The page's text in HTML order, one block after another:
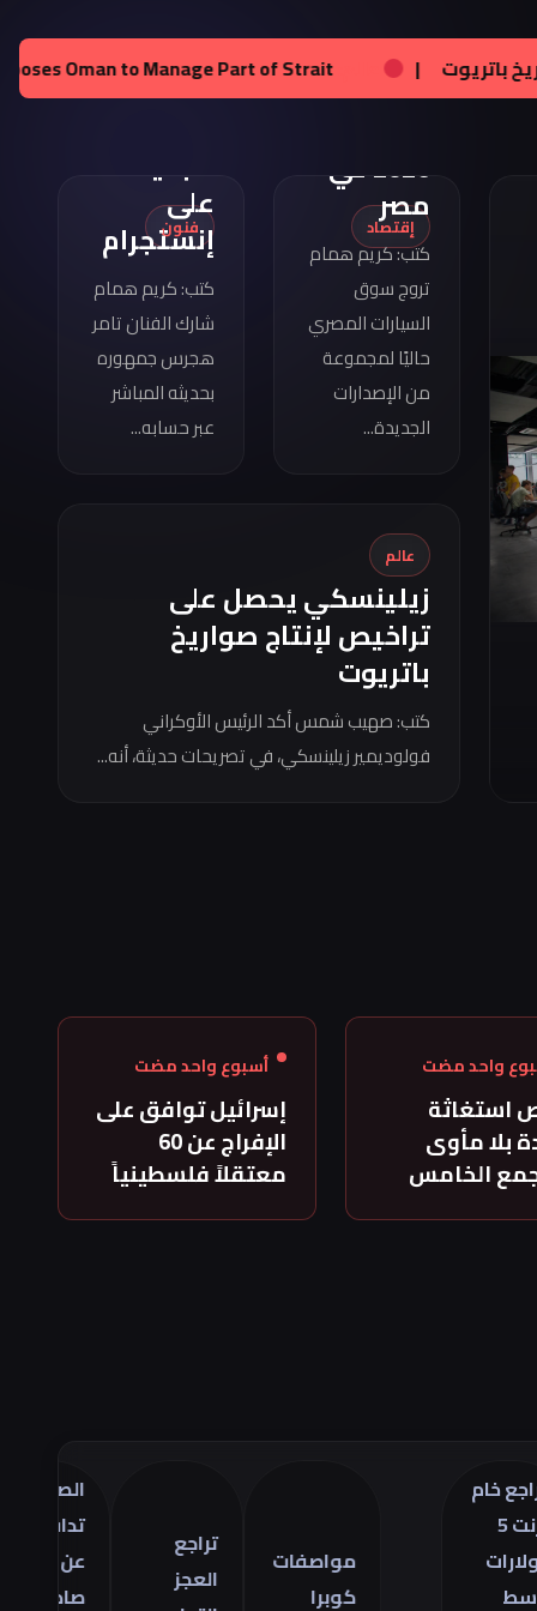
زيلينسكي يحصل على تراخيص لإنتاج صواريخ باتريوت|
إقتصاد
مواصفات
كوبرا
2026 في
مصر
كتب: كريم همام
تروج سوق
السيارات المصري
حاليًا لمجموعة
من الإصدارات
الجديدة...
فنون
هجرس
يشارك
الجديدة
على
إنستجرام
كتب: كريم همام
شارك الفنان تامر
هجرس جمهوره
بحديثه المباشر
عبر حسابه...
عالم
زيلينسكي يحصل على
تراخيص لإنتاج صواريخ
باتريوت
كتب: صهيب شمس أكد الرئيس الأوكراني
فولوديمير زيلينسكي، في تصريحات حديثة، أنه...
واحد مضت
استغاثة
بلا مأوى
الخامس
أسبوع واحد مضت
إسرائيل توافق على
الإفراج عن 60
معتقلاً فلسطينياً
مواصفات
صادراتها